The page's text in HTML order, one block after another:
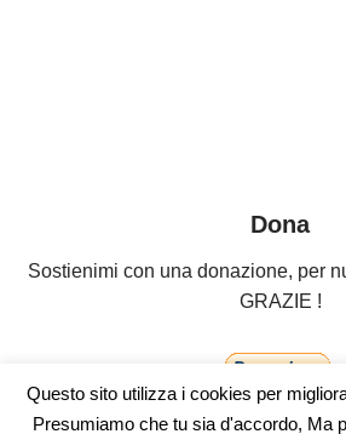
Dona
Sostienimi con una donazione, per
GRAZIE !
Questo sito utilizza i cookies per
Presumiamo che tu sia d'accordo, Ma